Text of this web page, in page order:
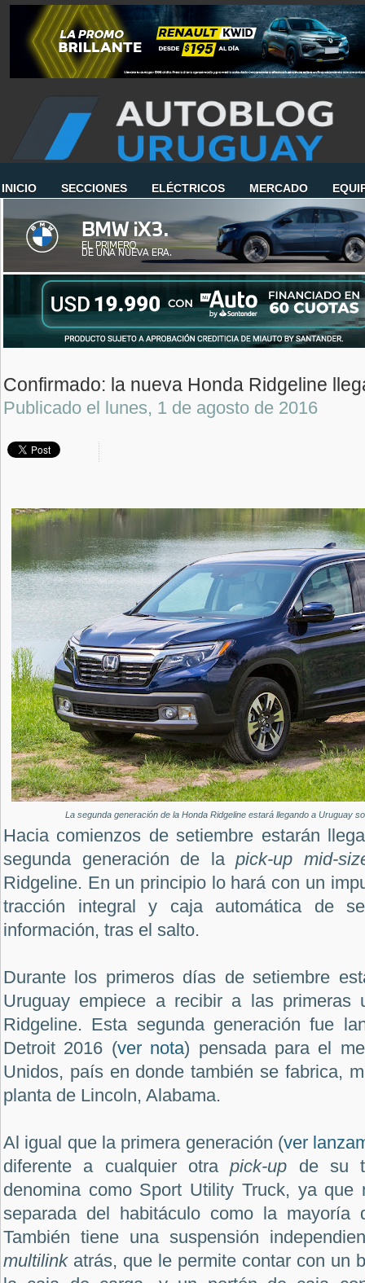
INICIO SECCIONES ELÉCTRICOS MERCADO
Confirmado: la nueva Honda Ridgeline
Publicado el lunes, 1 de agosto de 2016
La segunda generación de la Honda Ridgeline estará llegando a Uruguay
Hacia comienzos de setiembre estarán
segunda generación de lapick-up mid-
Ridgeline. En un principio lo hará con un
tracción integral y caja automática de
información, tras el salto.
Durante los primeros días de setiembre
Uruguay empiece a recibir a las primeras
Ridgeline. Esta segunda generación fue
Detroit 2016 (ver nota) pensada para el
Unidos, país en donde también se fabrica,
planta de Lincoln, Alabama.
Al igual que la primera generación (ver
diferente a cualquier otrapick-up de su
denomina como Sport Utility Truck, ya
separada del habitáculo como la mayoría
También tiene una suspensión
multilink atrás, que le permite contar con un